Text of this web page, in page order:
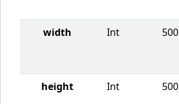
width
Int 500
height
Int 500